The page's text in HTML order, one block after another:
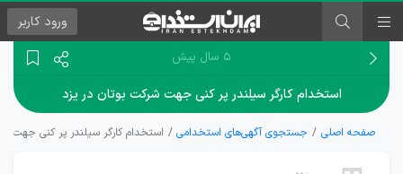
ورود کاربر
۵ سال پیش
استخدام کارگر سیلندر پر کنی جهت شرکت بوتان در یزد
صفحه اصلی جستجوی آگهی‌های استخدامی استخدام کارگر سیلندر پر کنی جهت